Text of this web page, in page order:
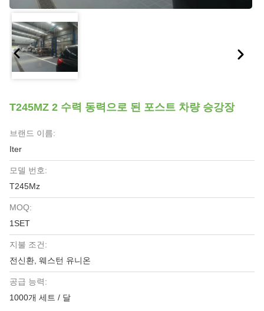
T245MZ 2 수력 동력으로 된 포스트 차량 승강장
브랜드 이름:
Iter
모델 번호:
T245Mz
MOQ:
1SET
지불 조건:
전신환, 웨스턴 유니온
공급 능력:
1000개 세트 / 달